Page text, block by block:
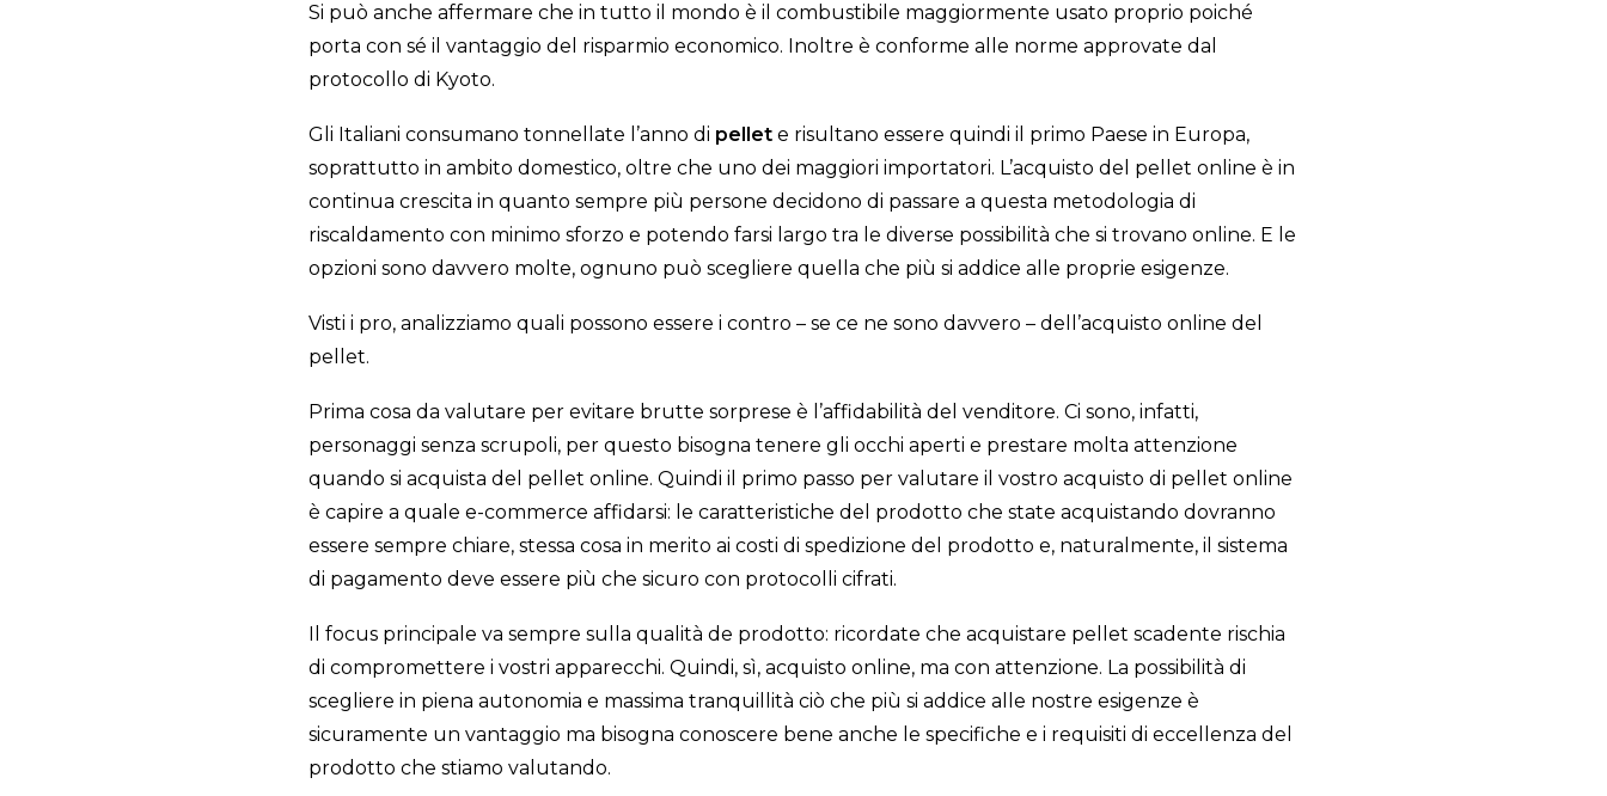
Si può anche affermare che in tutto il mondo è il combustibile maggiormente usato proprio poiché
porta con sé il vantaggio del risparmio economico. Inoltre è conforme alle norme approvate dal
protocollo di Kyoto.
Gli Italiani consumano tonnellate l’anno di pellet e risultano essere quindi il primo Paese in Europa,
soprattutto in ambito domestico, oltre che uno dei maggiori importatori. L’acquisto del pellet online è in
continua crescita in quanto sempre più persone decidono di passare a questa metodologia di
riscaldamento con minimo sforzo e potendo farsi largo tra le diverse possibilità che si trovano online. E le
opzioni sono davvero molte, ognuno può scegliere quella che più si addice alle proprie esigenze.
Visti i pro, analizziamo quali possono essere i contro – se ce ne sono davvero – dell’acquisto online del
pellet.
Prima cosa da valutare per evitare brutte sorprese è l’affidabilità del venditore. Ci sono, infatti,
personaggi senza scrupoli, per questo bisogna tenere gli occhi aperti e prestare molta attenzione
quando si acquista del pellet online. Quindi il primo passo per valutare il vostro acquisto di pellet online
è capire a quale e-commerce affidarsi: le caratteristiche del prodotto che state acquistando dovranno
essere sempre chiare, stessa cosa in merito ai costi di spedizione del prodotto e, naturalmente, il sistema
di pagamento deve essere più che sicuro con protocolli cifrati.
Il focus principale va sempre sulla qualità de prodotto: ricordate che acquistare pellet scadente rischia
di compromettere i vostri apparecchi. Quindi, sì, acquisto online, ma con attenzione. La possibilità di
scegliere in piena autonomia e massima tranquillità ciò che più si addice alle nostre esigenze è
sicuramente un vantaggio ma bisogna conoscere bene anche le specifiche e i requisiti di eccellenza del
prodotto che stiamo valutando.